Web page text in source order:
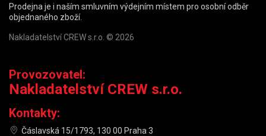
Prodejna je i naším smluvním výdejním místem pro osobní odběr
objednaného zboží.
Nakladatelství CREW s.r.o. © 2026
Provozovatel:
Nakladatelství CREW s.r.o.
Kontakty:
Čáslavská 15/1793, 130 00 Praha 3